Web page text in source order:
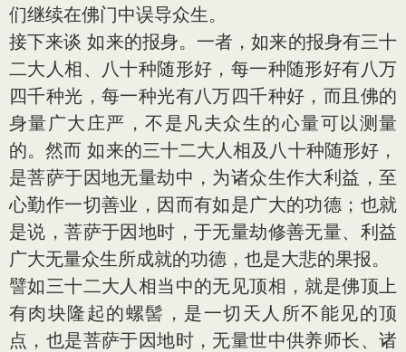
们继续在佛门中误导众生。
接下来谈 如来的报身。一者，如来的报身有三十
二大人相、八十种随形好，每一种随形好有八万
四千种光，每一种光有八万四千种好，而且佛的
身量广大庄严，不是凡夫众生的心量可以测量
的。然而 如来的三十二大人相及八十种随形好，
是菩萨于因地无量劫中，为诸众生作大利益，至
心勤作一切善业，因而有如是广大的功德；也就
是说，菩萨于因地时，于无量劫修善无量、利益
广大无量众生所成就的功德，也是大悲的果报。
譬如三十二大人相当中的无见顶相，就是佛顶上
有肉块隆起的螺髻，是一切天人所不能见的顶
点，也是菩萨于因地时，无量世中供养师长、诸